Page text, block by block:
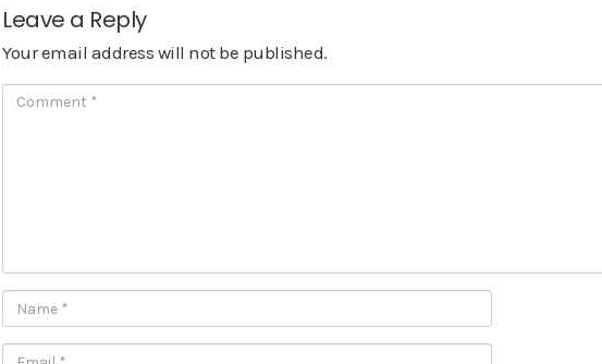
Leave a Reply
Your email address will not be published.